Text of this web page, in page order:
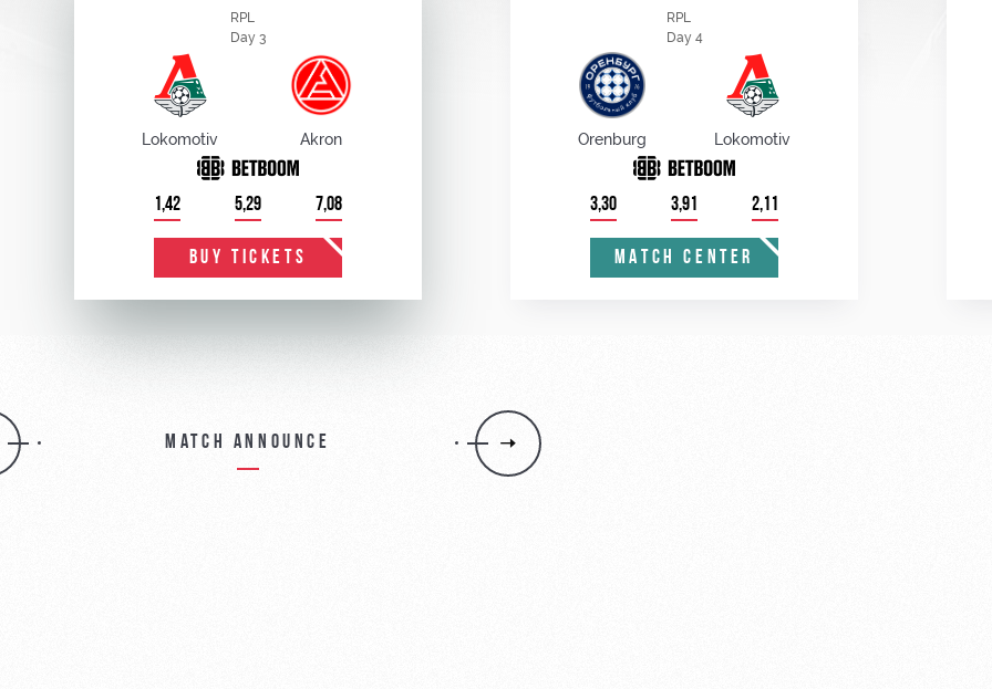
RPL
Day 3
Lokomotiv Akron
1,42 5,29 7,08
BUY TICKETS
RPL
Day 4
Orenburg Lokomotiv
3,30 3,91 2,11
MATCH CENTER
Match announce